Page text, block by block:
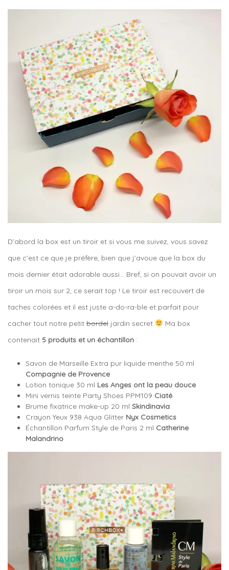
D’abord la box est un tiroir et si vous me suivez, vous savez
que c’est ce que je préfère, bien que j’avoue que la box du
mois dernier était adorable aussi… Bref, si on pouvait avoir un
tiroir un mois sur 2, ce serait top ! Le tiroir est recouvert de
taches colorées et il est juste a-do-ra-ble et parfait pour
cacher tout notre petit bordel jardin secret
Ma box
contenait 5 produits et un échantillon :
Savon de Marseille Extra pur liquide menthe 50 ml
Compagnie de Provence
Lotion tonique 30 ml Les Anges ont la peau douce
Mini vernis teinte Party Shoes PPM109 Ciaté
Brume fixatrice make-up 20 ml Skindinavia
Crayon Yeux 938 Aqua Glitter Nyx Cosmetics
Échantillon Parfum Style de Paris 2 ml Catherine
Malandrino